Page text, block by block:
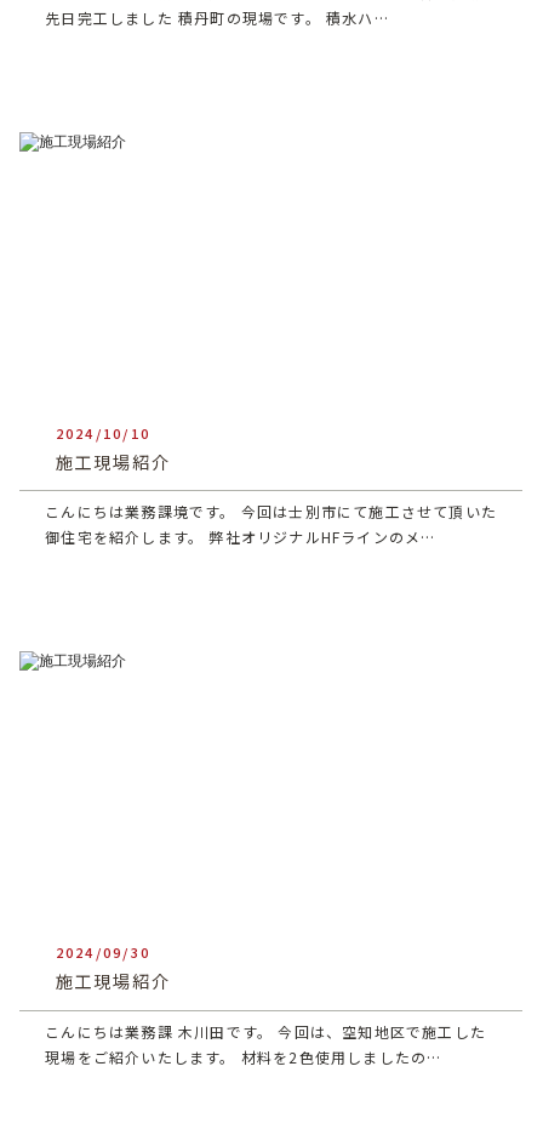
先日完工しました 積丹町の現場です。 積水ハ…
2024/10/10
施工現場紹介
こんにちは業務課境です。 今回は士別市にて施工させて頂いた
御住宅を紹介します。 弊社オリジナルHFラインのメ…
2024/09/30
施工現場紹介
こんにちは業務課 木川田です。 今回は、空知地区で施工した
現場をご紹介いたします。 材料を2色使用しましたの…